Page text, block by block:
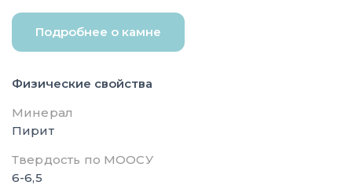
Подробнее о камне
Физические свойства
Минерал
Пирит
Твердость по МООСУ
6-6,5